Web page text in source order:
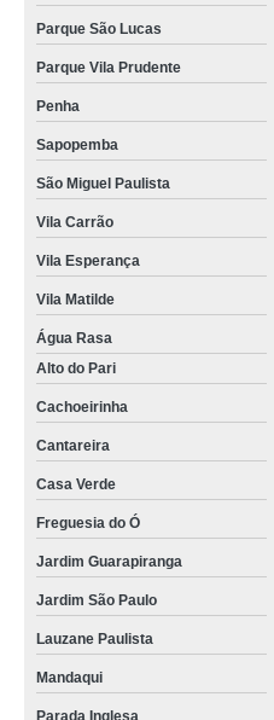
Parque São Lucas
Parque Vila Prudente
Penha
Sapopemba
São Miguel Paulista
Vila Carrão
Vila Esperança
Vila Matilde
Água Rasa
Alto do Pari
Cachoeirinha
Cantareira
Casa Verde
Freguesia do Ó
Jardim Guarapiranga
Jardim São Paulo
Lauzane Paulista
Mandaqui
Parada Inglesa